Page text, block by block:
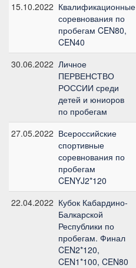
15.10.2022 Квалификационные
соревнования по
пробегам CEN80,
CEN40
30.06.2022 Личное
ПЕРВЕНСТВО
РОССИИ среди
детей и юниоров
по пробегам
27.05.2022 Всероссийские
спортивные
соревнования по
пробегам
CENYJ2*120
22.04.2022 Кубок Кабардино-
Балкарской
Республики по
пробегам. Финал
CEN2*120,
CEN1*100, CEN80